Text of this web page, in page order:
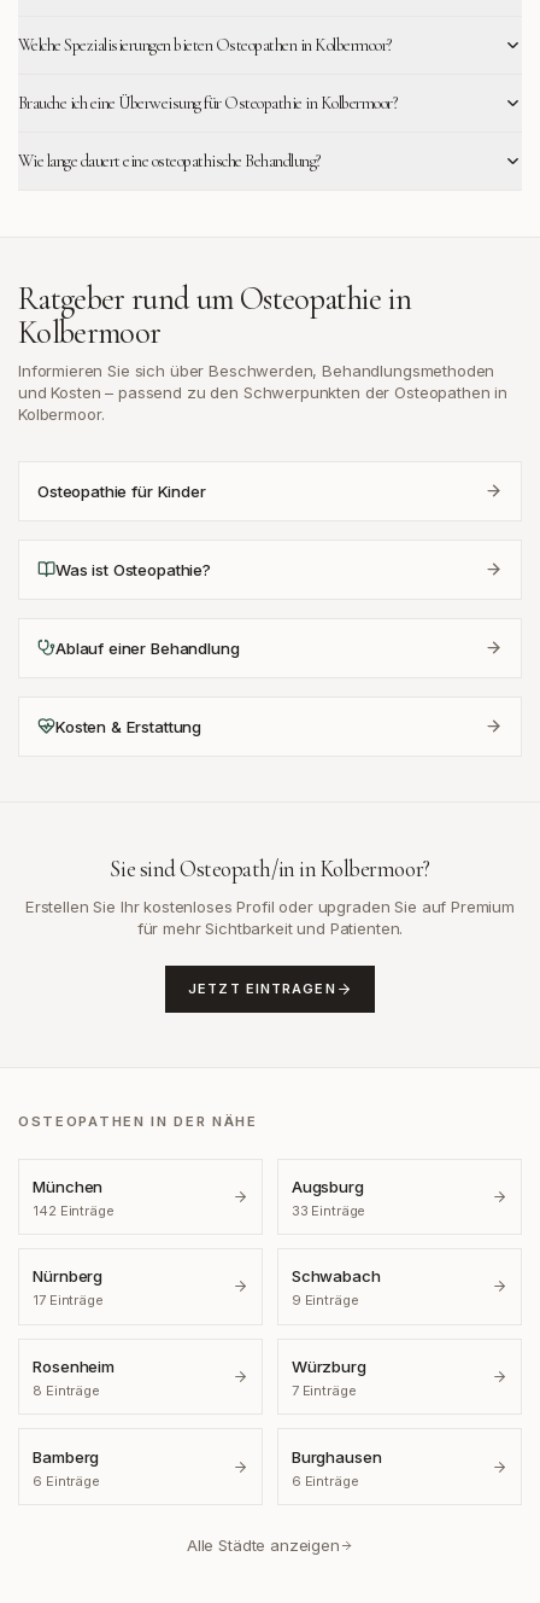
Welche Spezialisierungen bieten Osteopathen in Kolbermoor?
Brauche ich eine Überweisung für Osteopathie in Kolbermoor?
Wie lange dauert eine osteopathische Behandlung?
Ratgeber rund um Osteopathie in
Kolbermoor
Informieren Sie sich über Beschwerden, Behandlungsmethoden
und Kosten – passend zu den Schwerpunkten der Osteopathen in
Kolbermoor.
Osteopathie für Kinder
Was ist Osteopathie?
Ablauf einer Behandlung
Kosten & Erstattung
Sie sind Osteopath/in inKolbermoor?
Erstellen Sie Ihr kostenloses Profil oder upgraden Sie auf Premium
für mehr Sichtbarkeit und Patienten.
JETZT EINTRAGEN
OSTEOPATHEN IN DER NÄHE
München
142 Einträge
Augsburg
33 Einträge
Nürnberg
17Einträge
Schwabach
9 Einträge
Rosenheim
8 Einträge
Würzburg
7Einträge
Bamberg
6 Einträge
Burghausen
6 Einträge
Alle Städte anzeigen